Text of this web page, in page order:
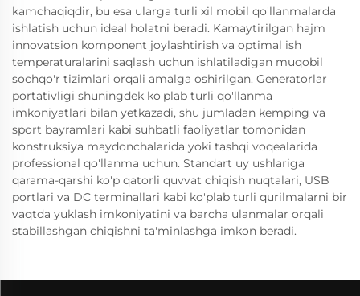
kamchaqiqdir, bu esa ularga turli xil mobil qo'llanmalarda
ishlatish uchun ideal holatni beradi. Kamaytirilgan hajm
innovatsion komponent joylashtirish va optimal ish
temperaturalarini saqlash uchun ishlatiladigan muqobil
sochqo'r tizimlari orqali amalga oshirilgan. Generatorlar
portativligi shuningdek ko'plab turli qo'llanma
imkoniyatlari bilan yetkazadi, shu jumladan kemping va
sport bayramlari kabi suhbatli faoliyatlar tomonidan
konstruksiya maydonchalarida yoki tashqi voqealarida
professional qo'llanma uchun. Standart uy ushlariga
qarama-qarshi ko'p qatorli quvvat chiqish nuqtalari, USB
portlari va DC terminallari kabi ko'plab turli qurilmalarni bir
vaqtda yuklash imkoniyatini va barcha ulanmalar orqali
stabillashgan chiqishni ta'minlashga imkon beradi.